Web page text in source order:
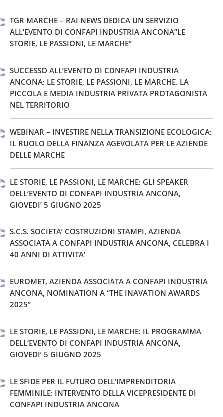
TGR MARCHE – RAI NEWS DEDICA UN SERVIZIO
ALL’EVENTO DI CONFAPI INDUSTRIA ANCONA”LE
STORIE, LE PASSIONI, LE MARCHE”
SUCCESSO ALL’EVENTO DI CONFAPI INDUSTRIA
ANCONA: LE STORIE, LE PASSIONI, LE MARCHE. LA
PICCOLA E MEDIA INDUSTRIA PRIVATA PROTAGONISTA
NEL TERRITORIO
WEBINAR – INVESTIRE NELLA TRANSIZIONE ECOLOGICA:
IL RUOLO DELLA FINANZA AGEVOLATA PER LE AZIENDE
DELLE MARCHE
LE STORIE, LE PASSIONI, LE MARCHE: GLI SPEAKER
DELL’EVENTO DI CONFAPI INDUSTRIA ANCONA,
GIOVEDI’ 5 GIUGNO 2025
S.C.S. SOCIETA’ COSTRUZIONI STAMPI, AZIENDA
ASSOCIATA A CONFAPI INDUSTRIA ANCONA, CELEBRA I
40 ANNI DI ATTIVITA’
EUROMET, AZIENDA ASSOCIATA A CONFAPI INDUSTRIA
ANCONA, NOMINATION A “THE INAVATION AWARDS
2025”
LE STORIE, LE PASSIONI, LE MARCHE: IL PROGRAMMA
DELL’EVENTO DI CONFAPI INDUSTRIA ANCONA,
GIOVEDI’ 5 GIUGNO 2025
LE SFIDE PER IL FUTURO DELL’IMPRENDITORIA
FEMMINILE: INTERVENTO DELLA VICEPRESIDENTE DI
CONFAPI INDUSTRIA ANCONA